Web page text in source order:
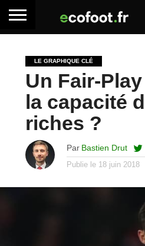
LE GRAPHIQUE CLÉ
Un Fair-
la capacité
riches ?
Par Bastien Drut
Publie le 18 juin 2018